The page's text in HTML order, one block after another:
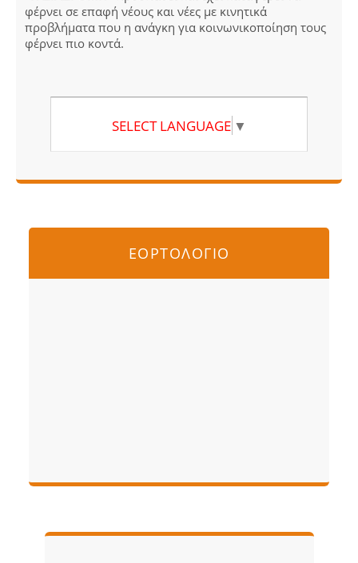
φέρνει σε επαφή νέους και νέες με κινητικά
προβλήματα που η ανάγκη για κοινωνικοποίηση τους
φέρνει πιο κοντά.
SELECT LANGUAGE ▼
ΕΟΡΤΟΛΟΓΙΟ